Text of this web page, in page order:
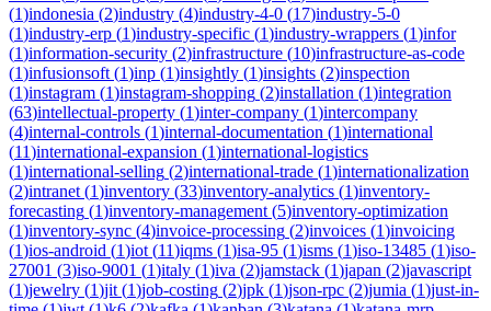
(1)indonesia (2)industry (4)industry-4-0 (17)industry-5-0
(1)industry-erp (1)industry-specific (1)industry-wrappers (1)infor
(1)information-security (2)infrastructure (10)infrastructure-as-code
(1)infusionsoft (1)inp (1)insightly (1)insights (2)inspection
(1)instagram (1)instagram-shopping (2)installation (1)integration
(63)intellectual-property (1)inter-company (1)intercompany
(4)internal-controls (1)internal-documentation (1)international
(11)international-expansion (1)international-logistics
(1)international-selling (2)international-trade (1)internationalization
(2)intranet (1)inventory (33)inventory-analytics (1)inventory-
forecasting (1)inventory-management (5)inventory-optimization
(1)inventory-sync (4)invoice-processing (2)invoices (1)invoicing
(1)ios-android (1)iot (11)iqms (1)isa-95 (1)isms (1)iso-13485 (1)iso-
27001 (3)iso-9001 (1)italy (1)iva (2)jamstack (1)japan (2)javascript
(1)jewelry (1)jit (1)job-costing (2)jpk (1)json-rpc (2)jumia (1)just-in-